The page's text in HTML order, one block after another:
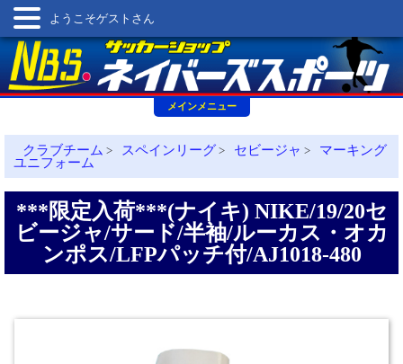
メインメニュー
ようこそゲストさん
クラブチーム > スペインリーグ > セビージャ >
マーキング
ユニフォーム
***限定入荷***(ナイキ) NIKE/19/20セ
ビージャ/サード/半袖/ルーカス・オカ
ンポス/LFPパッチ付/AJ1018-480